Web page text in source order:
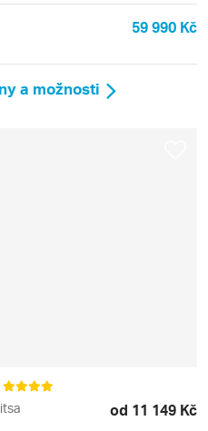
59 990 Kč
a možnosti
od 11 149 Kč